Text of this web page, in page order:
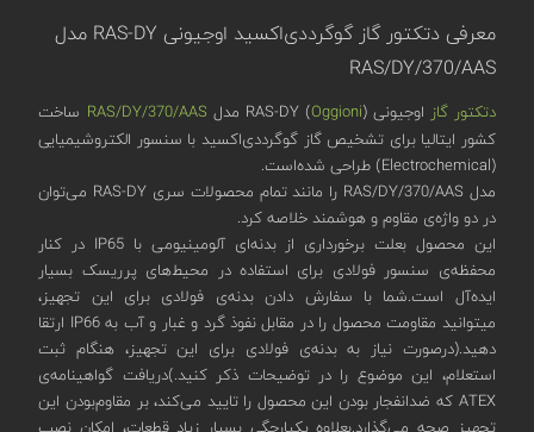
معرفی دتکتور گاز گوگرد‌دی‌اکسید اوجیونی RAS-DY مدل
RAS/DY/370/AAS
دتکتور گاز اوجیونی (Oggioni) RAS-DY مدل RAS/DY/370/AAS ساخت
کشور ایتالیا برای تشخیص گاز گوگرد‌دی‌اکسید با سنسور الکتروشیمیایی
(Electrochemical) طراحی شده‌است.
مدل RAS/DY/370/AAS را مانند تمام محصولات سری RAS-DY می‌توان
در دو واژه‌ی مقاوم و هوشمند خلاصه کرد.
این محصول بعلت برخورداری از بدنه‌ای آلومینیومی با IP65 در کنار
محفظه‌ی سنسور فولادی برای استفاده در محیط‌های پرریسک بسیار
ایده‌آل است.شما با سفارش دادن بدنه‌ی فولادی برای این تجهیز،
میتوانید مقاومت محصول را در مقابل نفوذ گرد و غبار و آب به IP66 ارتقا
دهید.(درصورت نیاز به بدنه‌ی فولادی برای این تجهیز، هنگام ثبت
استعلام، این موضوع را در توضیحات ذکر کنید.)دریافت گواهینامه‌‌ی
ATEX که ضدانفجار بودن این محصول را تایید می‌کند، بر مقاوم‌بودن این